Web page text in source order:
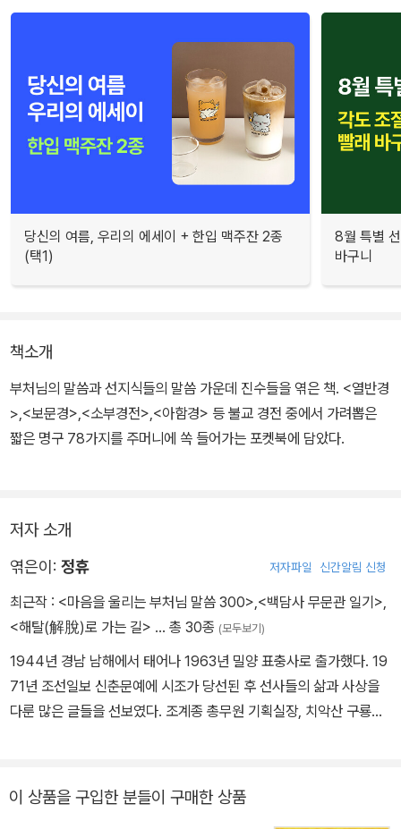
당신의 여름, 우리의 에세이 + 한입 맥주잔 2종
(택1)
8월 특별
바구니
책소개
부처님의 말씀과 선지식들의 말씀 가운데 진수들을 엮은 책. <열반경
>,<보문경>,<소부경전>,<아함경> 등 불교 경전 중에서 가려뽑은
짧은 명구 78가지를 주머니에 쏙 들어가는 포켓북에 담았다.
저자 소개
엮은이: 정휴 저자파일 신간알림 신청
최근작 : <마음을 울리는 부처님 말씀 300>,<백담사 무문관 일기>,
<해탈(解脫)로 가는 길> … 총 30종 (모두보기)
1944년 경남 남해에서 태어나 1963년 밀양 표충사로 출가했다. 19
71년 조선일보 신춘문예에 시조가 당선된 후 선사들의 삶과 사상을
다룬 많은 글들을 선보였다. 조계종 총무원 기획실장, 치악산 구룡사
는가』, 『선재의 천수천안』, 『열반제』, 『고승평전』, 『우리를 슬프게 하
이 상품을 구입한 분들이 구매한 상품